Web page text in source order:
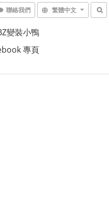
聯絡我們 繁體中文
變裝小鴨
專頁